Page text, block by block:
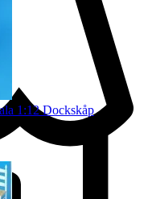
1:12 Dockskåp